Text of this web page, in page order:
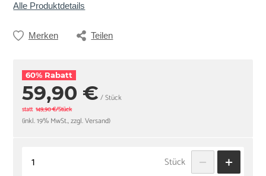
Alle Produktdetails
Merken Teilen
60% Rabatt
59,90 € / Stück
statt 149,90 €/Stück
(inkl. 19% MwSt., zzgl. Versand)
Stück